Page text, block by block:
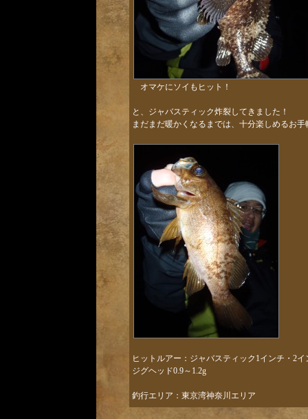
オマケにソイもヒット！
と、ジャバスティック炸裂してきました！
まだまだ暖かくなるまでは、十分楽しめるお
ヒットルアー：ジャバスティック1インチ・2イ
ジグヘッド0.9～1.2g
釣行エリア：東京湾神奈川エリア